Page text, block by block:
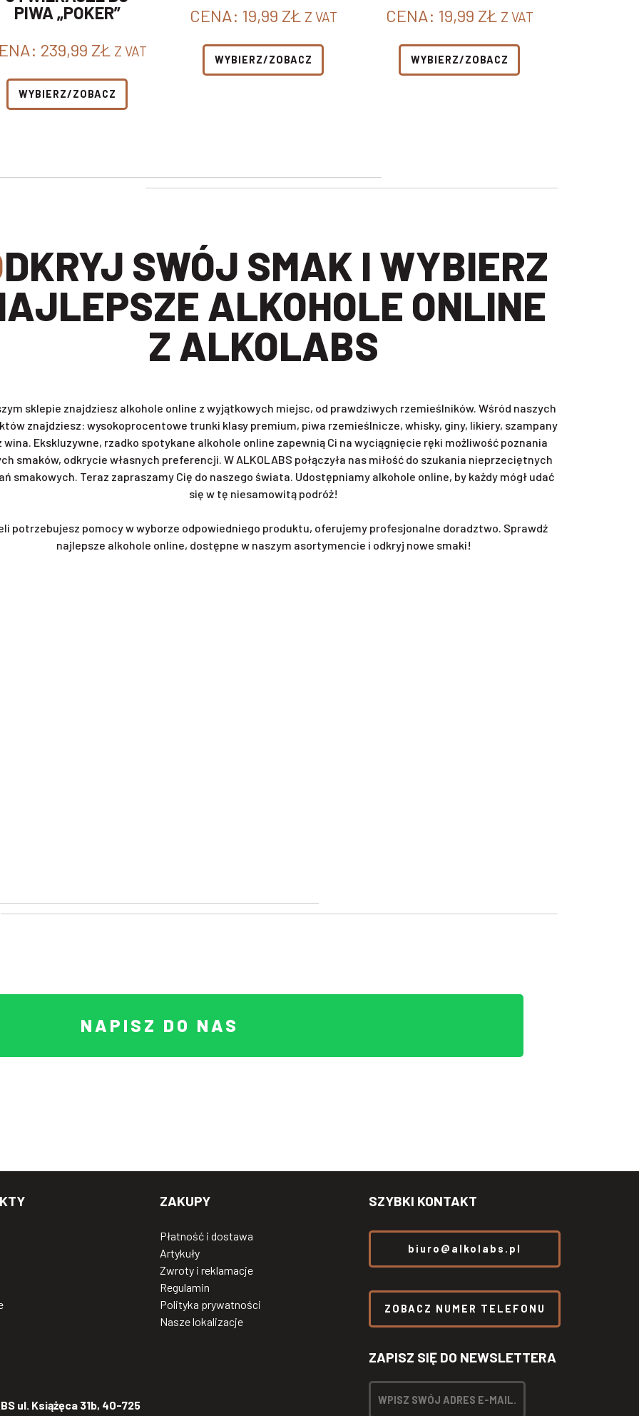
PIWA „POKER”
239,99 ZŁ Z VAT
WYBIERZ/ZOBACZ
CENA: 19,99 ZŁ Z VAT
WYBIERZ/ZOBACZ
CENA: 19,99 ZŁ Z VAT
WYBIERZ/ZOBACZ
ALKOHOLE ONLINE
Z ALKOLABS
sklepie znajdziesz alkohole online z wyjątkowych miejsc, od prawdziwych rzemieślników. Wśród naszych
znajdziesz: wysokoprocentowe trunki klasy premium, piwa rzemieślnicze, whisky, giny, likiery, szampany
wina. Ekskluzywne, rzadko spotykane alkohole online zapewnią Ci na wyciągnięcie ręki możliwość poznania
smaków, odkrycie własnych preferencji. W ALKOLABS połączyła nas miłość do szukania nieprzeciętnych
smakowych. Teraz zapraszamy Cię do naszego świata. Udostępniamy alkohole online, by każdy mógł udać
się w tę niesamowitą podróż!
potrzebujesz pomocy w wyborze odpowiedniego produktu, oferujemy profesjonalne doradztwo. Sprawdź
najlepsze alkohole online, dostępne w naszym asortymencie i odkryj nowe smaki!
NAPISZ DO NAS
ul. Książęca 31b, 40-725
ZAKUPY
Płatność i dostawa
Artykuły
Zwroty i reklamacje
Regulamin
Polityka prywatności
Nasze lokalizacje
SZYBKI KONTAKT
biuro@alkolabs.pl
ZOBACZ NUMER TELEFONU
ZAPISZ SIĘ DO NEWSLETTERA